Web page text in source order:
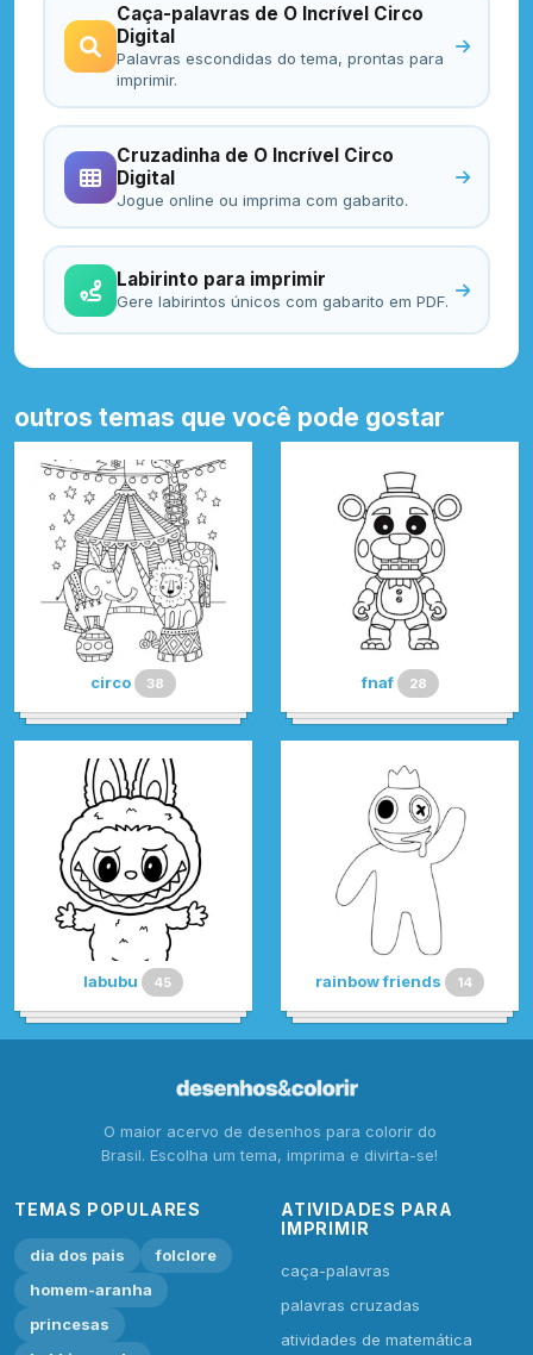
Caça-palavras de O Incrível Circo
Digital
Palavras escondidas do tema, prontas para
imprimir.
Cruzadinha de O Incrível Circo
Digital
Jogue online ou imprima com gabarito.
Labirinto para imprimir
Gere labirintos únicos com gabarito em PDF.
outros temas que você pode gostar
circo 38 fnaf 28
labubu 45 rainbow friends 14
O maior acervo de desenhos para colorir do
Brasil. Escolha um tema, imprima e divirta-se!
TEMAS POPULARES
dia dos pais
folclore
homem-aranha
princesas
ATIVIDADES PARA
IMPRIMIR
caça-palavras
palavras cruzadas
atividades de matemática